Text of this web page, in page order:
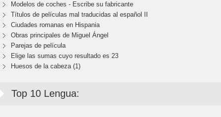
Modelos de coches - Escribe su fabricante
Títulos de películas mal traducidas al español II
Ciudades romanas en Hispania
Obras principales de Miguel Ángel
Parejas de película
Elige las sumas cuyo resultado es 23
Huesos de la cabeza (1)
Top 10 Lengua: